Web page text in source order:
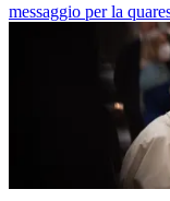
messaggio per la